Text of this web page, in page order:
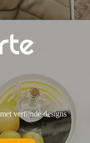
verfijnde designs